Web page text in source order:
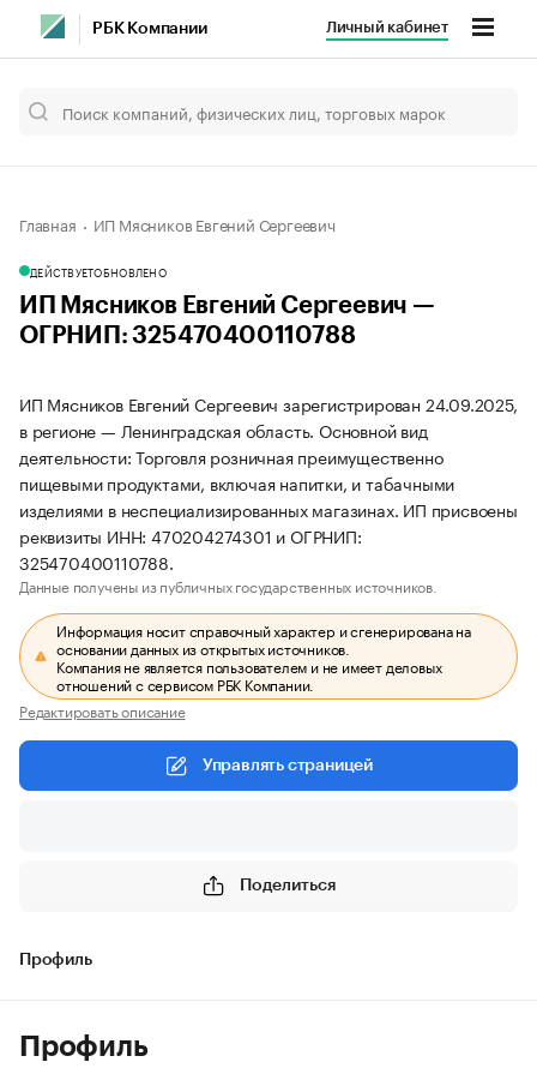
РБК Компании Личный кабинет
Главная ИП Мясников Евгений Сергеевич
ДЕЙСТВУЕТОБНОВЛЕНО
ИП Мясников Евгений Сергеевич —
ОГРНИП: 325470400110788
ИП Мясников Евгений Сергеевич зарегистрирован 24.09.2025,
в регионе — Ленинградская область. Основной вид
деятельности: Торговля розничная преимущественно
пищевыми продуктами, включая напитки, и табачными
изделиями в неспециализированных магазинах. ИП присвоены
реквизиты ИНН: 470204274301 и ОГРНИП:
325470400110788.
Данные получены из публичных государственных источников.
Информация носит справочный характер и сгенерирована на
основании данных из открытых источников.
Компания не является пользователем и не имеет деловых
отношений с сервисом РБК Компании.
Редактировать описание
Управлять страницей
Поделиться
Профиль
Профиль